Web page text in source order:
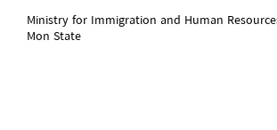
Ministry for Immigration and Human
Mon State